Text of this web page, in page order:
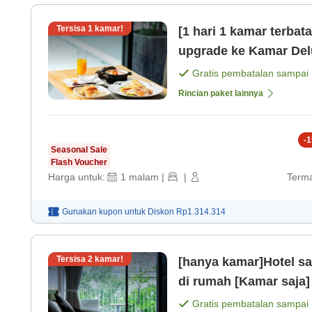
Tersisa 1 kamar!
[1 hari 1 kamar
upgrade ke Kamar
Gratis pembatalan sampai
Rincian paket lainnya
Seasonal Sale
Flash Voucher
Harga untuk: 1 malam | |
-
Gunakan kupon untuk Diskon Rp1.314.314
Tersisa 2 kamar!
[hanya kamar]Hotel
di rumah [Kamar saja]
Gratis pembatalan sampai